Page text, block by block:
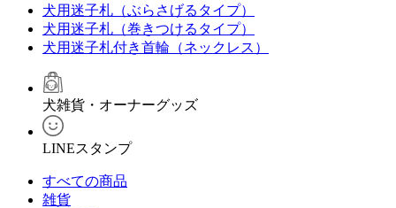
犬用迷子札（ぶらさげるタイプ）
犬用迷子札（巻きつけるタイプ）
犬用迷子札付き首輪（ネックレス）
犬雑貨・オーナーグッズ
LINEスタンプ
すべての商品
雑貨